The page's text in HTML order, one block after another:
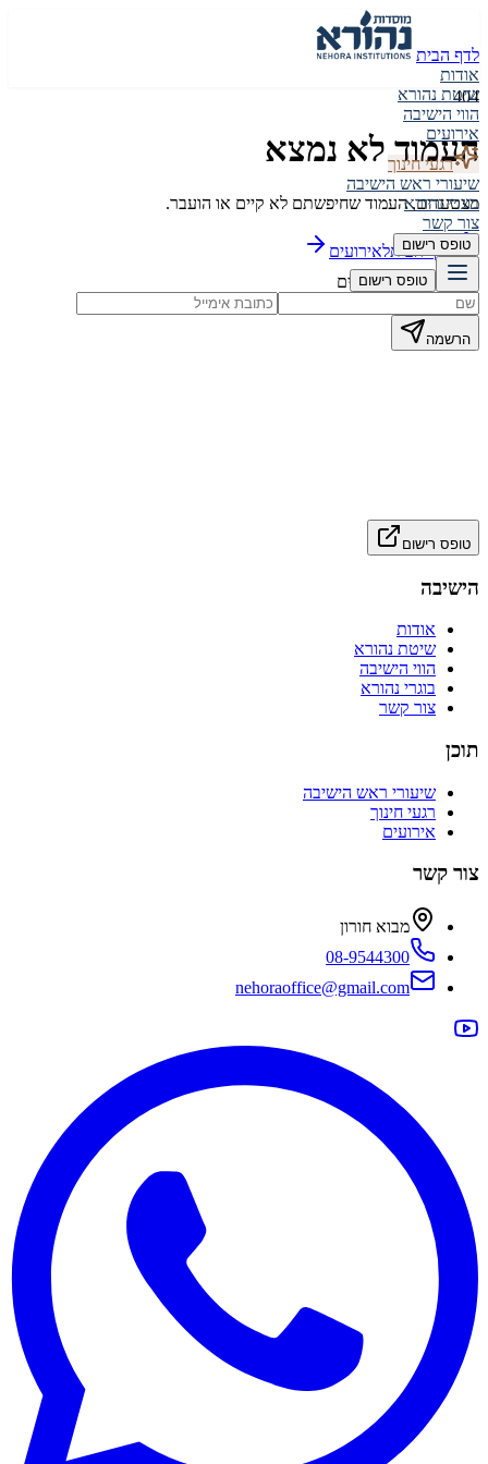
לדף הבית
אודות
שיטת נהורא
הווי הישיבה
אירועים
רגעי חינוך
שיעורי ראש הישיבה
בוגרי נהורא
צור קשר
טופס רישום
טופס רישום
404
העמוד לא נמצא
מצטערים, העמוד שחיפשתם לא קיים או הועבר.
לדף הביתלאירועים
הישארו מעודכנים
הרשמה
טופס רישום
הישיבה
אודות
שיטת נהורא
הווי הישיבה
בוגרי נהורא
צור קשר
תוכן
שיעורי ראש הישיבה
רגעי חינוך
אירועים
צור קשר
מבוא חורון
08-9544300
nehoraoffice@gmail.com